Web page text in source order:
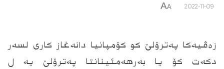
2022-11-09
A
A
زه‌ڤیه‌كا په‌ترۆلێ كو كۆمپانیا دانه‌غاز كارى لسه‌ر
دكه‌ت كۆ یا به‌رهه‌مئینانتا په‌ترۆلێ یه‌ ل